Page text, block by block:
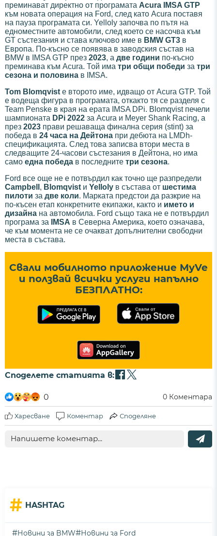
преминават директно от програмата Acura IMSA GTP
към новата операция на Ford, след като Acura поставя
на пауза програмата си. Yelloly започва по пътя на
едноместните автомобили, след което се насочва към
GT състезания и става ключово име в BMW GT3 в
Европа. По-късно се появява в заводския състав на
BMW в IMSA GTP през 2023, а две години по-късно
преминава към Acura. Той има три общи победи за три
сезона и половина в IMSA.
Tom Blomqvist е второто име, идващо от Acura GTP. Той
е водеща фигура в програмата, откакто тя се разделя с
Team Penske в края на ерата IMSA DPi. Blomqvist печели
шампионата DPi 2022 за Acura и Meyer Shank Racing, а
през 2023 прави решаваща финална серия (stint) за
победа в 24 часа на Дейтона при дебюта на LMDh-
спецификацията. След това записва втори места в
следващите 24-часови състезания в Дейтона, но има
само една победа в последните три сезона.
Ford все още не е потвърдил как точно ще разпредели
Campbell , Blomqvist и Yelloly в състава от шестима
пилоти за две коли. Марката предстои да разкрие на
по-късен етап конкретните екипажи, както и името и
дизайна на автомобила. Ford също така не е потвърдил
програма за
IMSA в Северна Америка, което означава,
че към момента не се очакват допълнителни свободни
места в състава.
Свали мобилното приложение MyVe
и ползвай всички услуги напълно
БЕЗПЛАТНО:
Споделете статията в:
0 0 Коментара
Харесване Коментар Споделяне
# HASHTAG
#Новини за BMW#Новини за Ford